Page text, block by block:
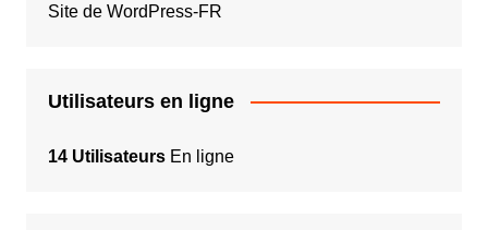
Site de WordPress-FR
Utilisateurs en ligne
14 UtilisateursEn ligne